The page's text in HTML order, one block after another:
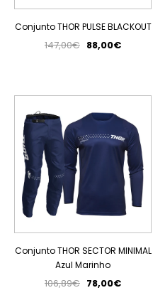
Conjunto THOR PULSE BLACKOUT
147,00€ 88,00€
Conjunto THOR SECTOR MINIMAL
Azul Marinho
106,89€ 78,00€